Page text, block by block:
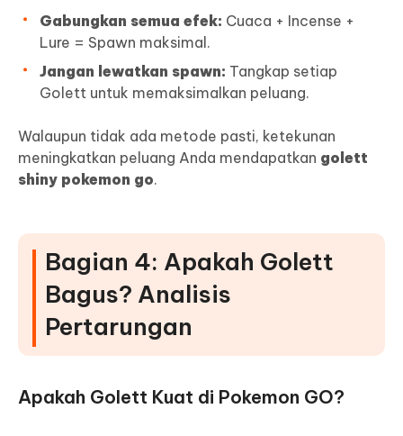
Gabungkan semua efek: Cuaca + Incense +
Lure = Spawn maksimal.
Jangan lewatkan spawn: Tangkap setiap
Golett untuk memaksimalkan peluang.
Walaupun tidak ada metode pasti, ketekunan
meningkatkan peluang Anda mendapatkan golett
shiny pokemon go.
Bagian 4: Apakah Golett
Bagus? Analisis
Pertarungan
Apakah Golett Kuat di Pokemon GO?